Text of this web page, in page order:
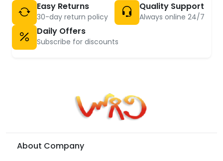
Easy Returns
30-day return policy
Quality Support
Always online 24/7
Daily Offers
Subscribe for discounts
About Company